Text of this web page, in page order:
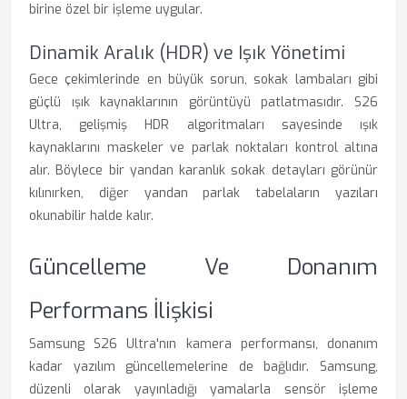
birine özel bir işleme uygular.
Dinamik Aralık (HDR) ve Işık Yönetimi
Gece çekimlerinde en büyük sorun, sokak lambaları gibi
güçlü ışık kaynaklarının görüntüyü patlatmasıdır. S26
Ultra, gelişmiş HDR algoritmaları sayesinde ışık
kaynaklarını maskeler ve parlak noktaları kontrol altına
alır. Böylece bir yandan karanlık sokak detayları görünür
kılınırken, diğer yandan parlak tabelaların yazıları
okunabilir halde kalır.
Güncelleme Ve Donanım
Performans İlişkisi
Samsung S26 Ultra'nın kamera performansı, donanım
kadar yazılım güncellemelerine de bağlıdır. Samsung,
düzenli olarak yayınladığı yamalarla sensör işleme